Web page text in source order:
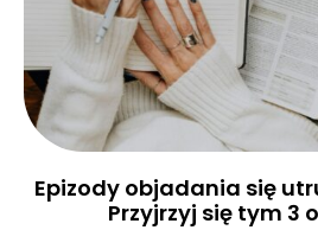
Epizody objadania się
Przyjrzyj się tym 3